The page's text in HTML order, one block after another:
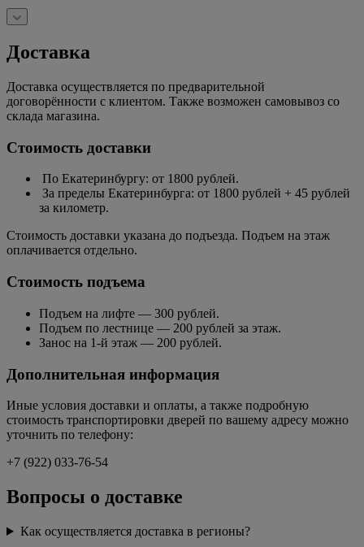
Доставка
Доставка осуществляется по предварительной
договорённости с клиентом. Также возможен самовывоз со
склада магазина.
Стоимость доставки
По Екатеринбургу: от 1800 рублей.
За пределы Екатеринбурга: от 1800 рублей + 45 рублей
за километр.
Стоимость доставки указана до подъезда. Подъем на этаж
оплачивается отдельно.
Стоимость подъема
Подъем на лифте — 300 рублей.
Подъем по лестнице — 200 рублей за этаж.
Занос на 1-й этаж — 200 рублей.
Дополнительная информация
Иные условия доставки и оплаты, а также подробную
стоимость транспортировки дверей по вашему адресу можно
уточнить по телефону:
+7 (922) 033-76-54
Вопросы о доставке
Как осуществляется доставка в регионы?